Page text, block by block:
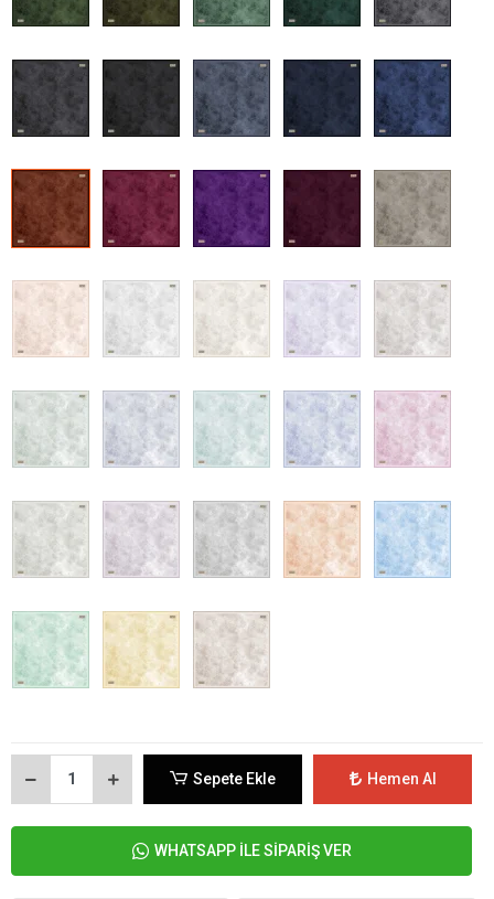
Sepete Ekle Hemen Al
WHATSAPP İLE SİPARİŞ VER